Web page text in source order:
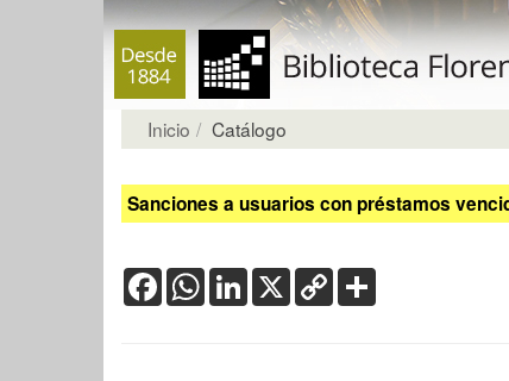
Inicio Catálogo
Sanciones a usuarios con préstamos
FacebookWhatsApp
LinkedIn
X Copy
Link